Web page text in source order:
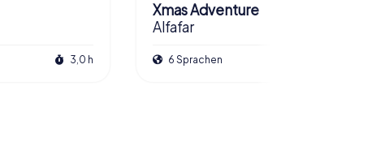
3,0 h
Xmas Adventure
Alfafar
6 Sprachen